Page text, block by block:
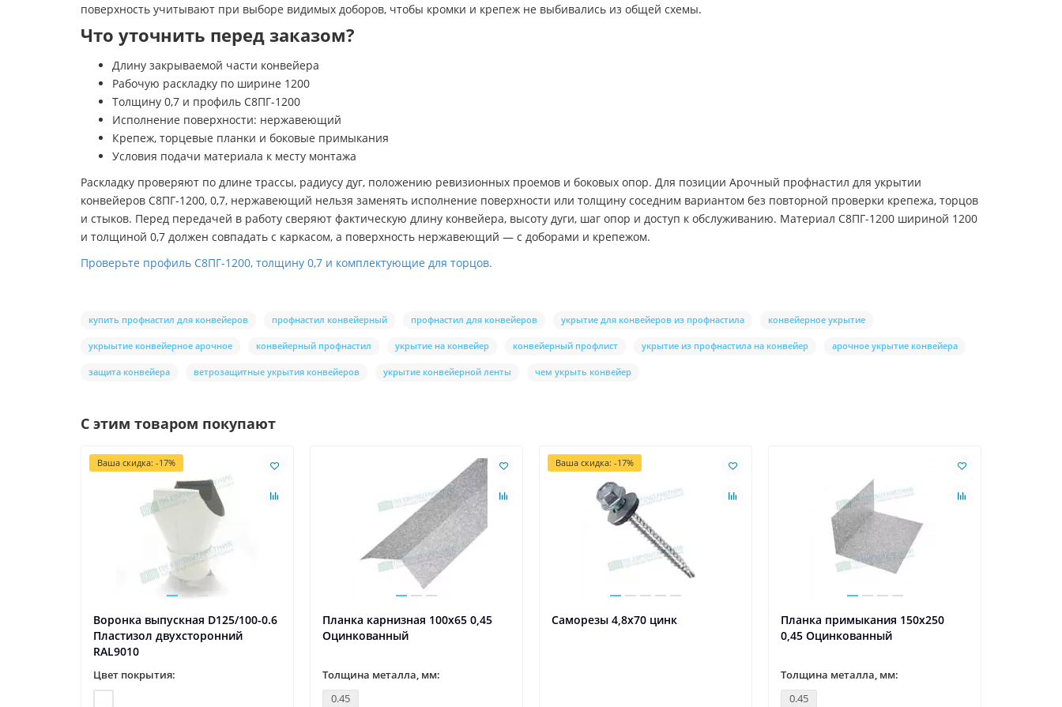
поверхность учитывают при выборе видимых доборов, чтобы кромки и крепеж не выбивались из общей схемы.
Что уточнить перед заказом?
Длину закрываемой части конвейера
Рабочую раскладку по ширине 1200
Толщину 0,7 и профиль С8ПГ-1200
Исполнение поверхности: нержавеющий
Крепеж, торцевые планки и боковые примыкания
Условия подачи материала к месту монтажа
Раскладку проверяют по длине трассы, радиусу дуг, положению ревизионных проемов и боковых опор. Для позиции Арочный профнастил для укрытии
конвейеров С8ПГ-1200, 0,7, нержавеющий нельзя заменять исполнение поверхности или толщину соседним вариантом без повторной проверки крепежа, торцов
и стыков. Перед передачей в работу сверяют фактическую длину конвейера, высоту дуги, шаг опор и доступ к обслуживанию. Материал С8ПГ-1200 шириной 1200
и толщиной 0,7 должен совпадать с каркасом, а поверхность нержавеющий — с доборами и крепежом.
Проверьте профиль С8ПГ-1200, толщину 0,7 и комплектующие для торцов.
купить профнастил для конвейеров профнастил конвейерный профнастил для конвейеров укрытие для конвейеров из профнастила конвейерное укрытие
укрыытие конвейерное арочное конвейерный профнастил укрытие на конвейер конвейерный профлист укрытие из профнастила на конвейер арочное укрытие конвейера
защита конвейера ветрозащитные укрытия конвейеров укрытие конвейерной ленты чем укрыть конвейер
С этим товаром покупают
Ваша скидка: -17%
Воронка выпускная D125/100-0.6
Пластизол двухсторонний
RAL9010
Цвет покрытия:
Планка карнизная 100х65 0,45
Оцинкованный
Толщина металла, мм:
0.45
Ваша скидка: -17%
Саморезы 4,8х70 цинк
Планка примыкания 150х250
0,45 Оцинкованный
Толщина металла, мм:
0.45